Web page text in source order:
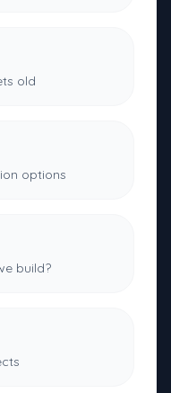
old
options
build?